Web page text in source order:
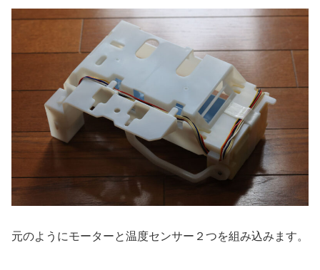
元のようにモーターと温度センサー２つを組み込みます。